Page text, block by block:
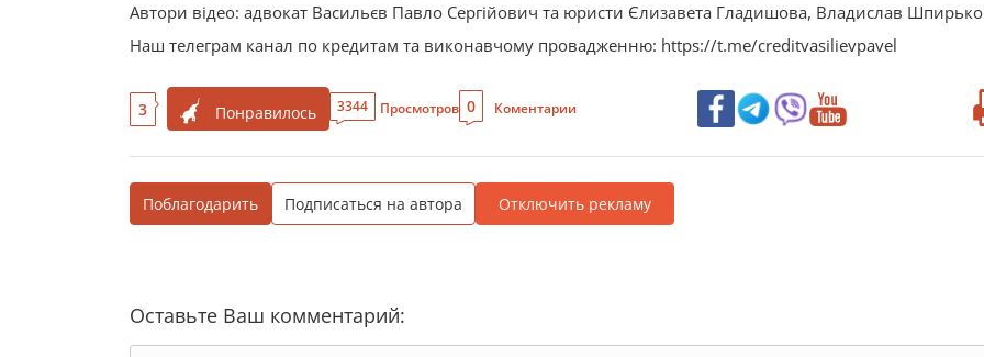
Автори відео: адвокат Васильєв Павло Сергійович та юристи Єлизавета Гладишова, Владислав
Наш телеграм канал по кредитам та виконавчому провадженню: https://t.me/creditvasilievpavel
3 Понравилось 3344 Просмотров 0 Коментарии
Поблагодарить Подписаться на автора Отключить рекламу
Оставьте Ваш комментарий: